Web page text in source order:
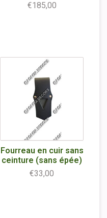
€185,00
Fourreau en cuir sans
ceinture (sans épée)
€33,00